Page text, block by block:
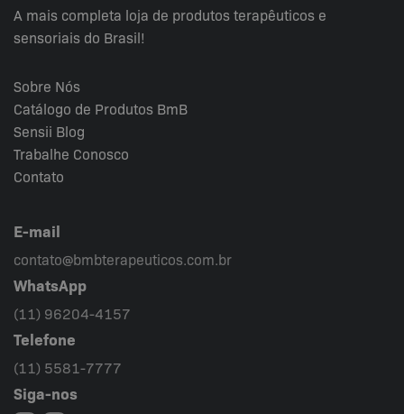
A mais completa loja de produtos terapêuticos e
sensoriais do Brasil!
Sobre Nós
Catálogo de Produtos BmB
Sensii Blog
Trabalhe Conosco
Contato
E-mail
contato@bmbterapeuticos.com.br
WhatsApp
(11) 96204-4157
Telefone
(11) 5581-7777
Siga-nos